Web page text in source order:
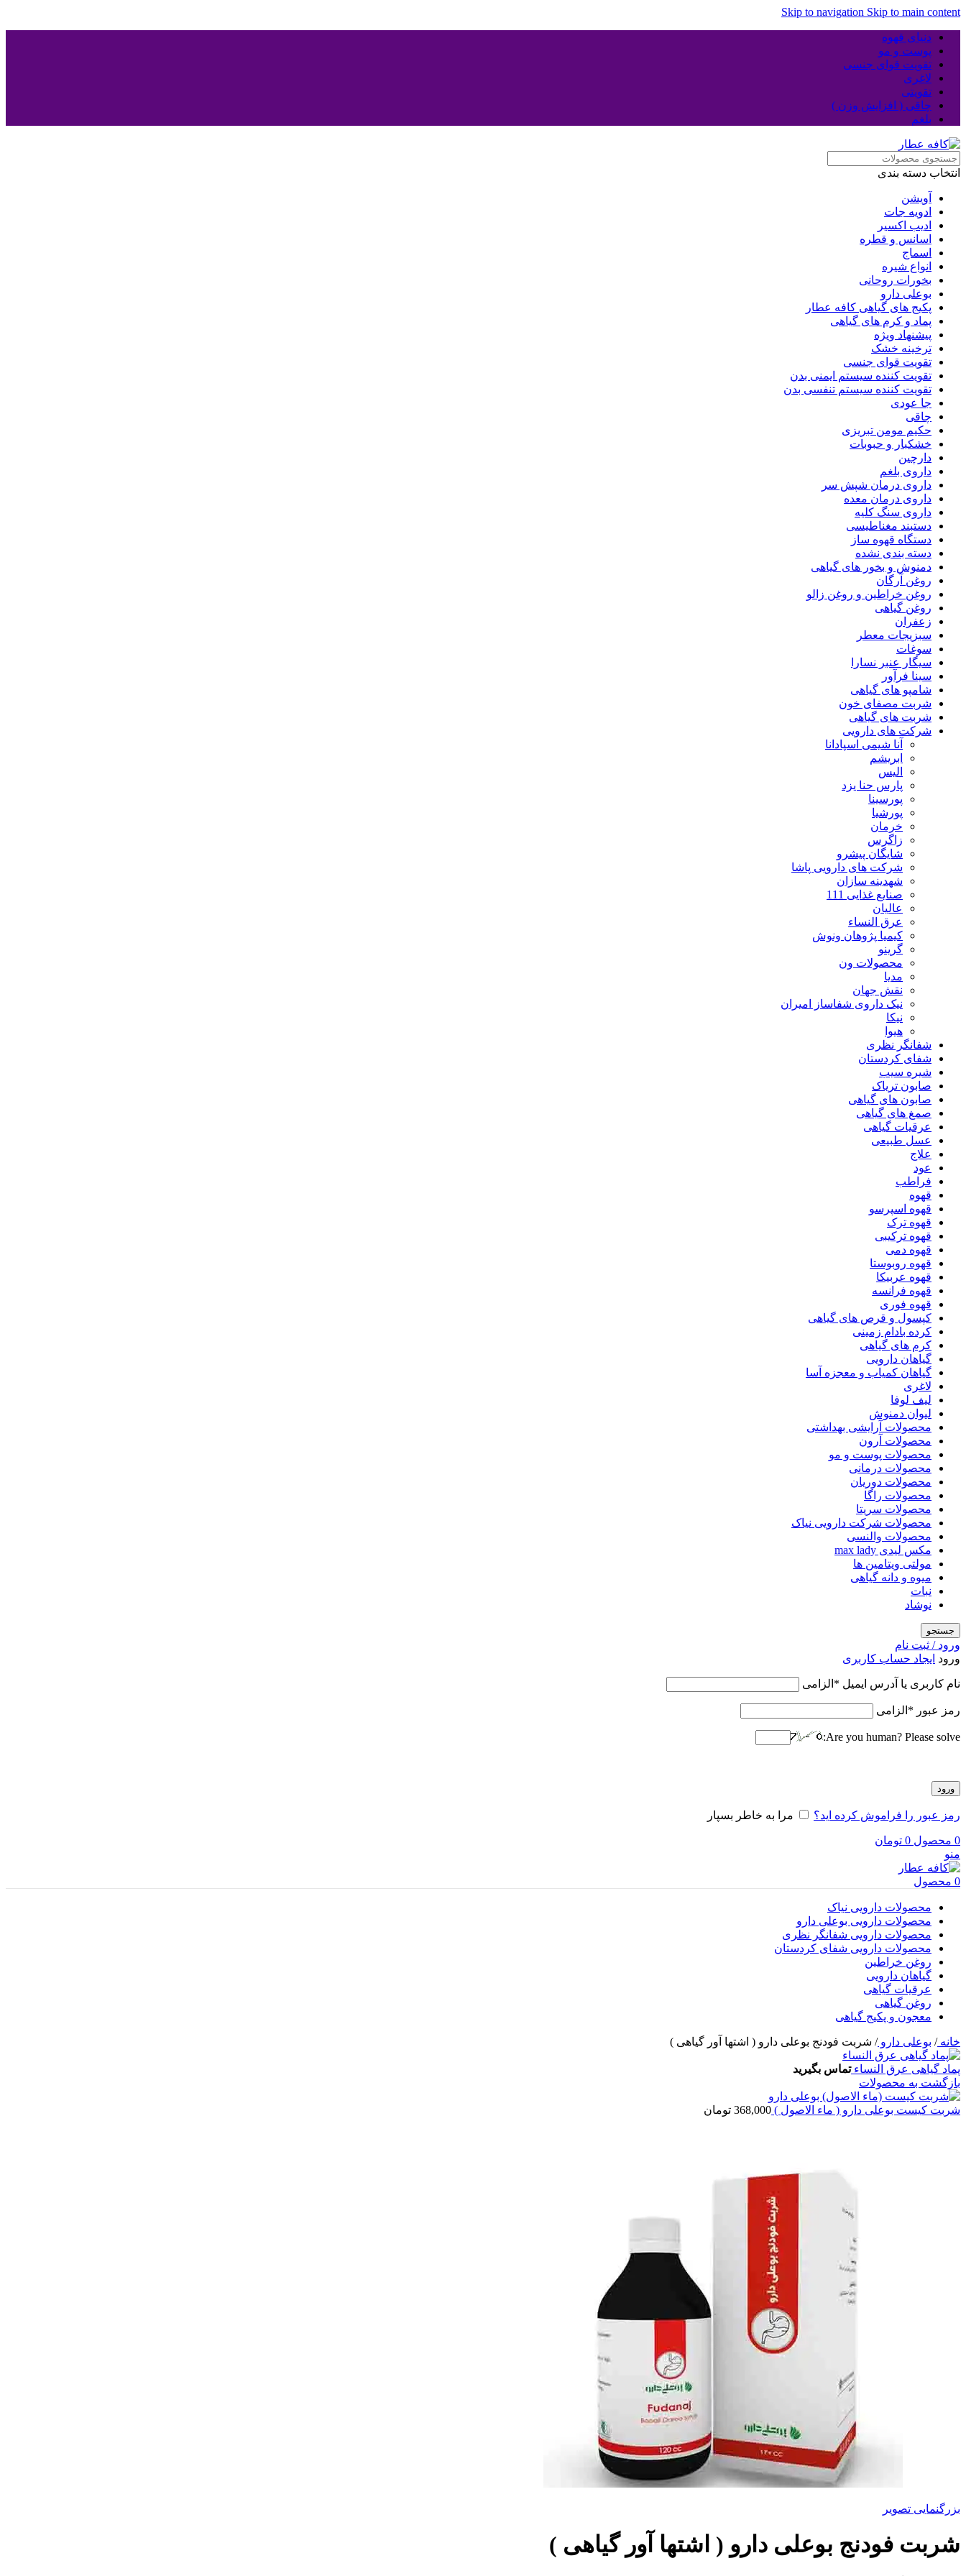
Skip to navigation Skip to main content
دنیای قهوه
پوست و مو
تقویت قوای جنسی
لاغری
تقویتی
چاقی ( افزایش وزن )
بلغم
انتخاب دسته بندی
آویشن
ادویه جات
ادیب اکسیر
اسانس و قطره
اسماج
انواع شیره
بخورات روحانی
بوعلی دارو
پکیج های گیاهی کافه عطار
پماد و کرم های گیاهی
پیشنهاد ویژه
ترخینه خشک
تقویت قوای جنسی
تقویت کننده سیستم ایمنی بدن
تقویت کننده سیستم تنفسی بدن
جا عودی
چاقی
حکیم مومن تبریزی
خشکبار و حبوبات
دارچین
داروی بلغم
داروی درمان شپش سر
داروی درمان معده
داروی سنگ کلیه
دستبند مغناطیسی
دستگاه قهوه ساز
دسته بندی نشده
دمنوش و بخور های گیاهی
روغن آرگان
روغن خراطین و روغن زالو
روغن گیاهی
زعفران
سبزیجات معطر
سوغات
سیگار عنبر نسارا
سینا فرآور
شامپو های گیاهی
شربت مصفای خون
شربت های گیاهی
شرکت های دارویی
آنا شیمی اسپادانا
ابریشم
الیس
پارس حنا یزد
پورسینا
پورشیا
خرمان
زاگرس
شایگان پیشرو
شرکت های دارویی پاشا
شهدینه سازان
صنایع غذایی 111
عالیان
عرق النساء
کیمیا پژوهان ونوش
گرینو
محصولات ون
مدیا
نقش جهان
نیک داروی شفاساز امیران
نیکا
هیوا
شفانگر نظری
شفای کردستان
شیره سیب
صابون تریاک
صابون های گیاهی
صمغ های گیاهی
عرقیات گیاهی
عسل طبیعی
علاج
عود
فراطب
قهوه
قهوه اسپرسو
قهوه ترک
قهوه ترکیبی
قهوه دمی
قهوه روبوستا
قهوه عربیکا
قهوه فرانسه
قهوه فوری
کپسول و قرص های گیاهی
کرده بادام زمینی
کرم های گیاهی
گیاهان دارویی
گیاهان کمیاب و معجزه آسا
لاغری
لیف لوفا
لیوان دمنوش
محصولات آرایشی بهداشتی
محصولات آرون
محصولات پوست و مو
محصولات درمانی
محصولات دوریان
محصولات راگا
محصولات سریتا
محصولات شرکت دارویی نیاک
محصولات والنسی
مکس لیدی max lady
مولتی ویتامین ها
میوه و دانه گیاهی
نبات
نوشاد
جستجو
ورود / ثبت نام
ورود ایجاد حساب کاربری
نام کاربری یا آدرس ایمیل * الزامی
رمز عبور * الزامی
Are you human? Please solve:
ورود
رمز عبور را فراموش کرده اید؟ مرا به خاطر بسپار
0 محصول 0 تومان
منو
0 محصول
محصولات دارویی نیاک
محصولات دارویی بوعلی دارو
محصولات دارویی شفانگر نظری
محصولات دارویی شفای کردستان
روغن خراطین
گیاهان دارویی
عرقیات گیاهی
روغن گیاهی
معجون و پکیج گیاهی
خانه/ بوعلی دارو/ شربت فودنج بوعلی دارو ( اشتها آور گیاهی )
پماد گیاهی عرق النساءتماس بگیرید
بازگشت به محصولات
شربت کیست بوعلی دارو ( ماء الاصول ) 368,000 تومان
بزرگنمایی تصویر
شربت فودنج بوعلی دارو ( اشتها آور گیاهی )